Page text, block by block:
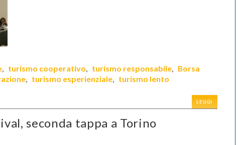
, turismo cooperativo, turismo responsabile, Borsa
, turismo esperienziale, turismo lento
LEGGI
seconda tappa a Torino